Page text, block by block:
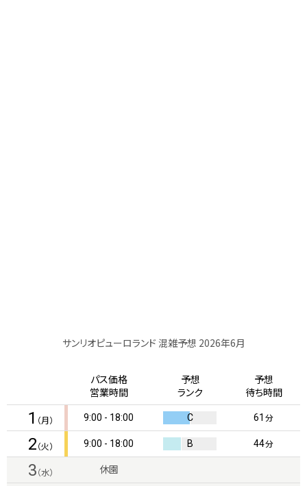
サンリオピューロランド 混雑予想 2026年6月
パス価格
営業時間
予想
ランク
予想
待ち時間
1 （月） 9:00 - 18:00 C 61 分
2 （火） 9:00 - 18:00 B 44分
3 （水） 休園